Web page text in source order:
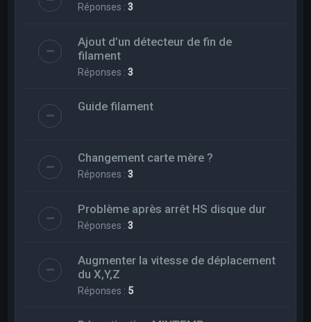
Réponses :3
Ajout d’un détecteur de fin de
filament
Réponses :3
Guide filament
Changement carte mère ?
Réponses :3
Problème après arrêt HS disque dur
Réponses :3
Augmenter la vitesse de déplacement
du X,Y,Z
Réponses : 5